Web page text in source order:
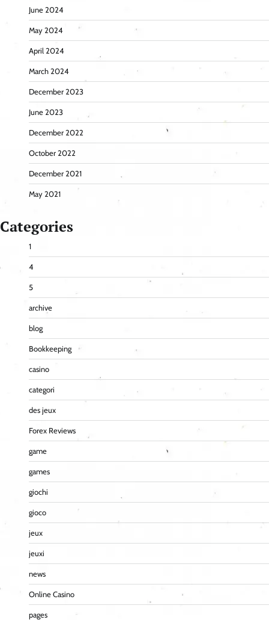
June 2024
May 2024
April 2024
March 2024
December 2023
June 2023
December 2022
October 2022
December 2021
May 2021
Categories
1
4
5
archive
blog
Bookkeeping
casino
categori
des jeux
Forex Reviews
game
games
giochi
gioco
jeux
jeuxi
news
Online Casino
pages